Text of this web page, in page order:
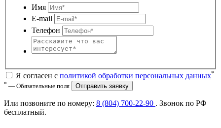
Имя
E-mail
Телефон
Я согласен с политикой обработки персональных данных*
* — Обязательные поля Отправить заявку
Или позвоните по номеру: 8 (804) 700-22-90 . Звонок по РФ
бесплатный.